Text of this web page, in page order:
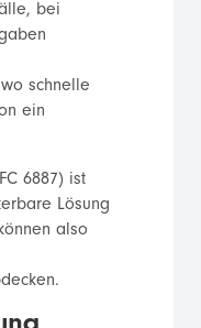
bei
schnelle
ein
6887) ist
Lösung
also